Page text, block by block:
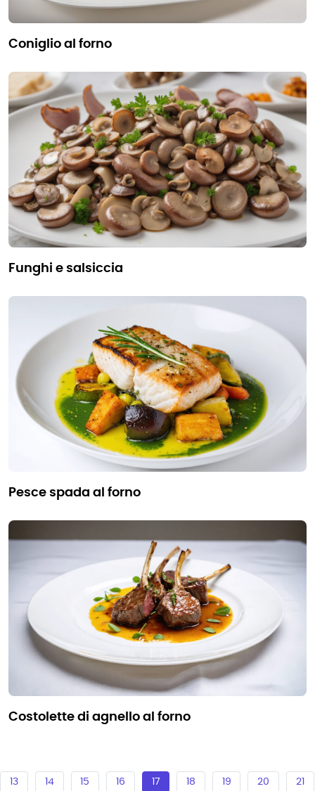
coniglio al forno
funghi e salsiccia
pesce spada al forno
costolette di agnello al forno
13 14 15 16 17 18 19 20 21